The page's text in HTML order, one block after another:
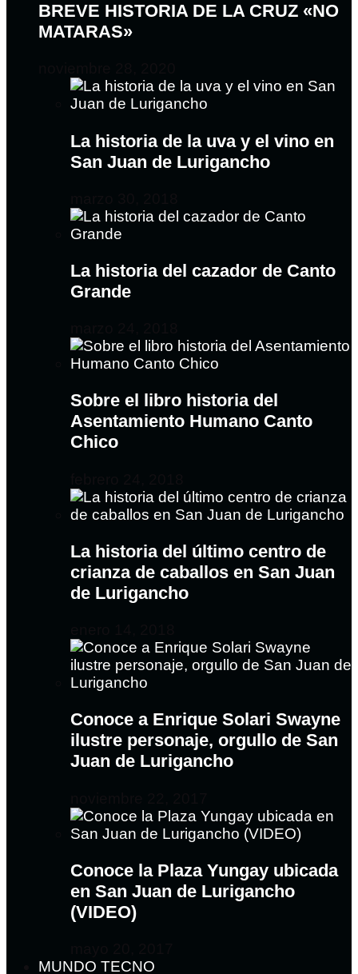
BREVE HISTORIA DE LA CRUZ «NO
MATARAS»
La historia de la uva y el vino en
San Juan de Lurigancho
La historia del cazador de Canto
Grande
Sobre el libro historia del
Asentamiento Humano Canto
Chico
La historia del último centro de
crianza de caballos en San Juan
de Lurigancho
Conoce a Enrique Solari Swayne
ilustre personaje, orgullo de San
Juan de Lurigancho
Conoce la Plaza Yungay ubicada
en San Juan de Lurigancho
(VIDEO)
MUNDO TECNO